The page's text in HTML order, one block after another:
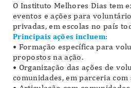
O Instituto Melhores Dias tem
eventos e ações para
privadas, em escolas no país
Principais ações incluem:
• Formação específica para
propostos na ação.
• Organização das ações de
comunidades, em parceria com